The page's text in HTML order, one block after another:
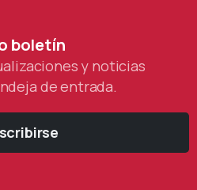
boletín
y noticias
de entrada.